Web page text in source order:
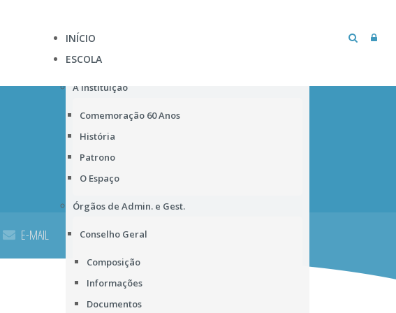
INÍCIO
ESCOLA
A Instituição
Comemoração 60 Anos
História
Patrono
O Espaço
Órgãos de Admin. e Gest.
Conselho Geral
Composição
Informações
Documentos
E-MAIL MICROSOFT TEAMS